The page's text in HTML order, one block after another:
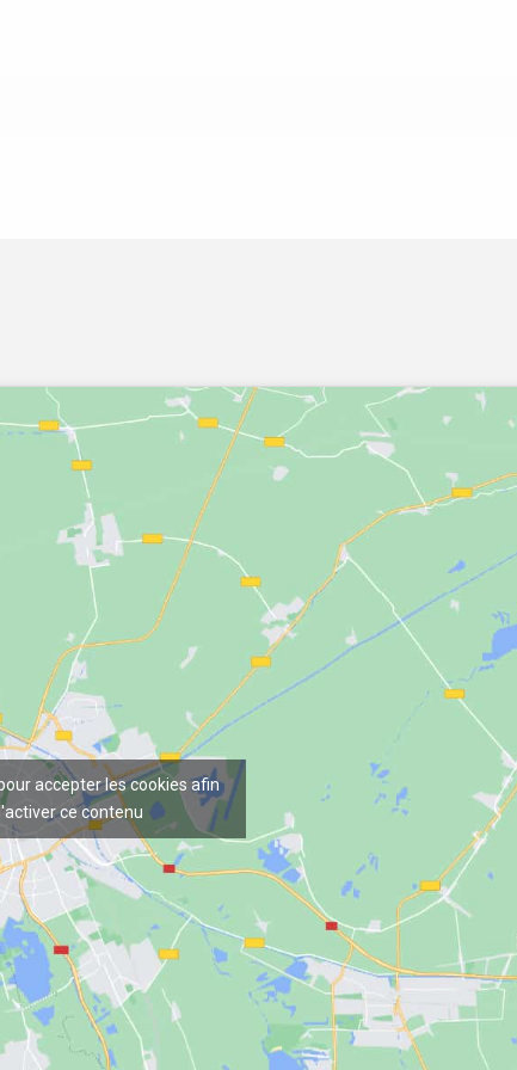
accepter les cookies afin
ce contenu